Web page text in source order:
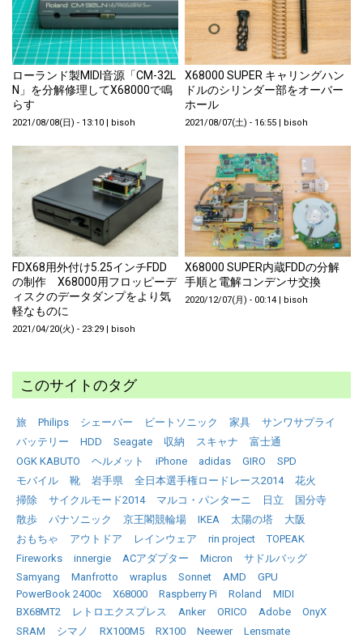
ローランド製MIDI音源「CM-32L
N」を分解修理してX68000で鳴
らす
2021/08/08(日) - 13:10 bisoh
X68000 SUPER キャリングハン
ドルのシリンダー部をオーバー
ホール
2021/08/07(土) - 16:55 bisoh
FDX68用外付け5.25インチFDD
の制作 X68000用フロッピーデ
ィスクのデータダンプをより気
軽なものに
2021/04/20(火) - 23:29 | bisoh
X68000 SUPER内蔵FDDの分解
手順と電解コンデンサ交換
2020/12/07(月) - 00:14 | bisoh
このサイトのタグ
旅 Philips シェーバー ビートソニック 家具
サンワサプライ
バッテリー
HDD Seagate 収納 スキャナ
富士通
OGK KABUTO
ヘルメット iPhone adidas GIRO
SPD
モバイル
靴 岩手県 全日本選手権ロードレース2014
花火
掃除
サイクルモード2014 マルコ・パンターニ 日立
国分寺
散歩
パナソニック 京王閣競輪場 IKEA 太陽の塔
大阪
おもちゃ
アウトドア レインウェア rin project
TOPEAK
Fireworks
innergie ACアダプター Micron
サドルバッグ
Samyang
Manfrotto wraplus Sonnet AMD
GPU
PowerBook 2400c
X68000 Raspberry Pi Roland
MIDI
BX68MT2
レトロエクスプレス Anker ORICO Adobe
OnyX
SRAM
シマノ RX100M5 RX100 Neewer
Lensmate